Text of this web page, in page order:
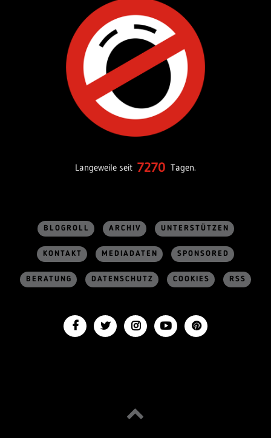
Langeweile seit 7270 Tagen.
BLOGROLL ARCHIV UNTERSTÜTZEN
KONTAKT MEDIADATEN SPONSORED
BERATUNG DATENSCHUTZ COOKIES RSS